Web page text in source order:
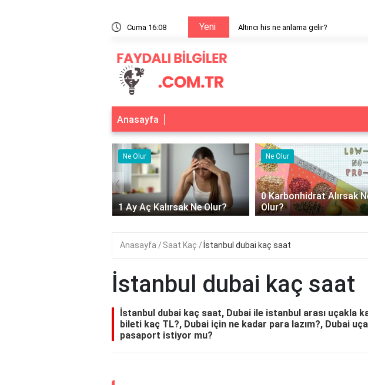
Cuma 16:08 Yeni Altıncı his ne anlama gelir?
Anasayfa
Ne Olur
1 Ay Aç Kalırsak Ne Olur?
Ne Olur
0 Karbonhidrat Alırsak
Olur?
‹
Anasayfa Saat Kaç İstanbul dubai kaç saat
İstanbul dubai kaç saat
İstanbul dubai kaç saat, Dubai ile istanbul arası uçakla
bileti kaç TL?, Dubai için ne kadar para lazım?, Dubai
pasaport istiyor mu?